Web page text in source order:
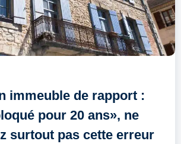
immeuble de rapport :
pour 20 ans», ne
surtout pas cette erreur